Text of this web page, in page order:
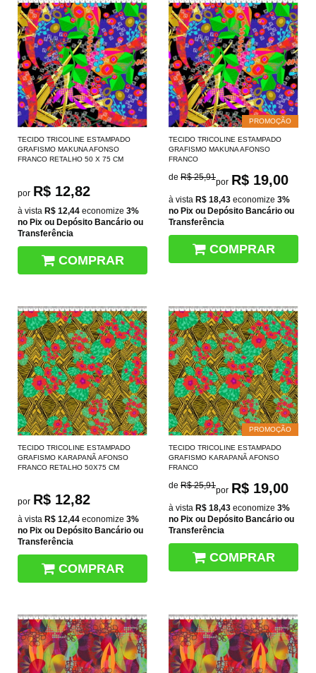
TECIDO TRICOLINE ESTAMPADO
GRAFISMO MAKUNA AFONSO
FRANCO RETALHO 50 X 75 CM
por R$ 12,82
à vista R$ 12,44 economize 3%
no Pix ou Depósito Bancário ou
Transferência
COMPRAR
PROMOÇÃO
TECIDO TRICOLINE ESTAMPADO
GRAFISMO MAKUNA AFONSO
FRANCO
de R$ 25,91por R$ 19,00
à vista R$ 18,43 economize 3%
no Pix ou Depósito Bancário ou
Transferência
COMPRAR
TECIDO TRICOLINE ESTAMPADO
GRAFISMO KARAPANÃ AFONSO
FRANCO RETALHO 50X75 CM
por R$ 12,82
à vista R$ 12,44 economize 3%
no Pix ou Depósito Bancário ou
Transferência
COMPRAR
PROMOÇÃO
TECIDO TRICOLINE ESTAMPADO
GRAFISMO KARAPANÃ AFONSO
FRANCO
de R$ 25,91por R$ 19,00
à vista R$ 18,43 economize 3%
no Pix ou Depósito Bancário ou
Transferência
COMPRAR